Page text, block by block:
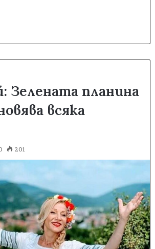
Зелената планина
всяка
201